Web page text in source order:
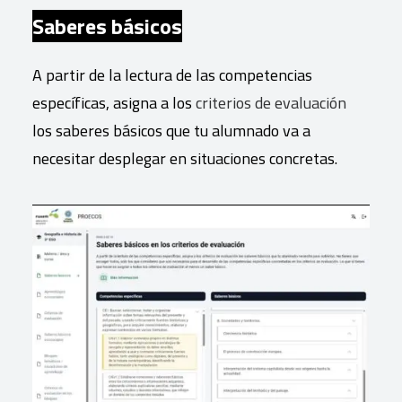
Saberes básicos
A partir de la lectura de las competencias
específicas, asigna a loscriterios de evaluación
los saberes básicos que tu alumnado va a
necesitar desplegar en situaciones concretas.